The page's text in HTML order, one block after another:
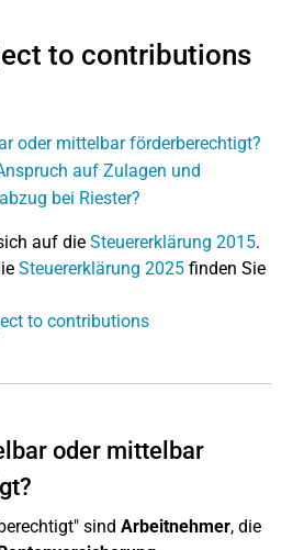
to contributions
oder mittelbar förderberechtigt?
auf Zulagen und
bei Riester?
auf die Steuererklärung 2015.
Steuererklärung 2025 finden Sie
to contributions
oder mittelbar
sind Arbeitnehmer, die